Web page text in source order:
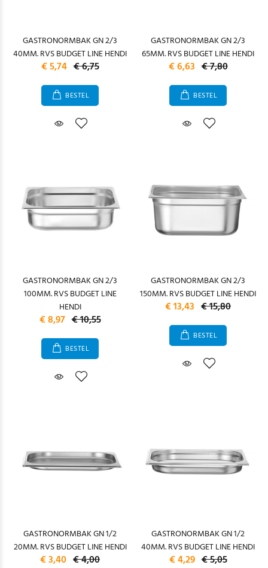
GASTRONORMBAK GN 2/3
40MM. RVS BUDGET LINE HENDI
€ 5,74 € 6,75
BESTEL
GASTRONORMBAK GN 2/3
65MM. RVS BUDGET LINE HENDI
€ 6,63 € 7,80
BESTEL
GASTRONORMBAK GN 2/3
100MM. RVS BUDGET LINE
HENDI
€ 8,97 € 10,55
BESTEL
GASTRONORMBAK GN 2/3
150MM. RVS BUDGET LINE HENDI
€ 13,43 € 15,80
BESTEL
GASTRONORMBAK GN 1/2
20MM. RVS BUDGET LINE HENDI
€ 3,40 € 4,00
GASTRONORMBAK GN 1/2
40MM. RVS BUDGET LINE HENDI
€ 4,29 € 5,05